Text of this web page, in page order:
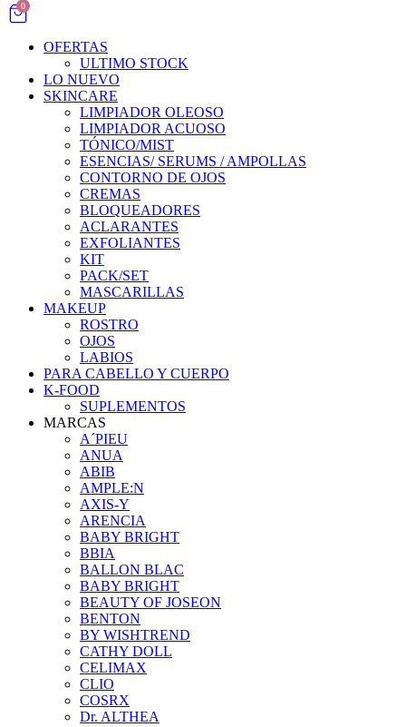
0
OFERTAS
ULTIMO STOCK
LO NUEVO
SKINCARE
LIMPIADOR OLEOSO
LIMPIADOR ACUOSO
TÓNICO/MIST
ESENCIAS/ SERUMS / AMPOLLAS
CONTORNO DE OJOS
CREMAS
BLOQUEADORES
ACLARANTES
EXFOLIANTES
KIT
PACK/SET
MASCARILLAS
MAKEUP
ROSTRO
OJOS
LABIOS
PARA CABELLO Y CUERPO
K-FOOD
SUPLEMENTOS
MARCAS
A´PIEU
ANUA
ABIB
AMPLE:N
AXIS-Y
ARENCIA
BABY BRIGHT
BBIA
BALLON BLAC
BABY BRIGHT
BEAUTY OF JOSEON
BENTON
BY WISHTREND
CATHY DOLL
CELIMAX
CLIO
COSRX
Dr. ALTHEA